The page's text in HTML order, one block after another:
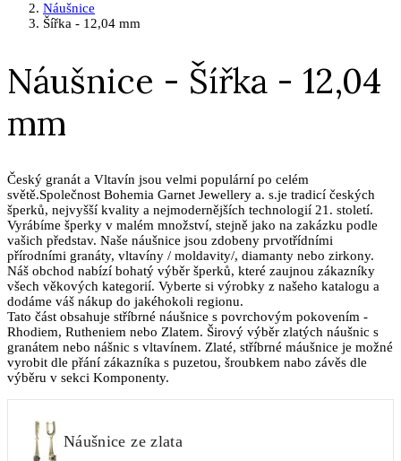
Náušnice
Šířka - 12,04 mm
Náušnice - Šířka - 12,04
mm
Český granát a Vltavín jsou velmi populární po celém
světě.Společnost Bohemia Garnet Jewellery a. s.je tradicí českých
šperků, nejvyšší kvality a nejmodernějších technologií 21. století.
Vyrábíme šperky v malém množství, stejně jako na zakázku podle
vašich představ. Naše náušnice jsou zdobeny prvotřídními
přírodními granáty, vltavíny / moldavity/, diamanty nebo zirkony.
Náš obchod nabízí bohatý výběr šperků, které zaujnou zákazníky
všech věkových kategorií. Vyberte si výrobky z našeho katalogu a
dodáme váš nákup do jakéhokoli regionu.
Tato část obsahuje stříbrné náušnice s povrchovým pokovením -
Rhodiem, Rutheniem nebo Zlatem. Širový výběr zlatých náušnic s
granátem nebo nášnic s vltavínem. Zlaté, stříbrné máušnice je možné
vyrobit dle přání zákazníka s puzetou, šroubkem nabo závěs dle
výběru v sekci Komponenty.
Náušnice ze zlata